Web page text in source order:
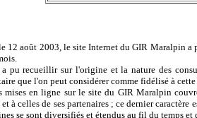
12 août 2003, le site Internet du GIR Maralpin a
pu recueillir sur l'origine et la nature des
que l'on peut considérer comme fidélisé à
en ligne sur le site du GIR Maralpin
à celles de ses partenaires ; ce dernier
se sont diversifiés et étendus au fil du temps et